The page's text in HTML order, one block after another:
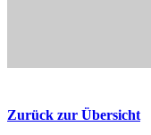
Zurück zur Übersicht